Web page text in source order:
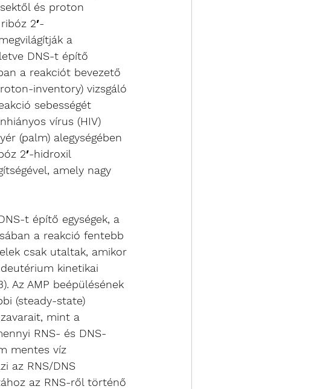
és proton
2′-
a
DNS-t építő
a reakciót bevezető
inventory) vizsgáló
sebességét
vírus (HIV)
(palm) alegységében
2′-hidroxil
amely nagy
t építő egységek, a
a reakció fentebb
csak utaltak, amikor
kinetikai
Az AMP beépülésének
(steady-state)
mint a
RNS- és DNS-
mentes víz
az RNS/DNS
az RNS-ről történő